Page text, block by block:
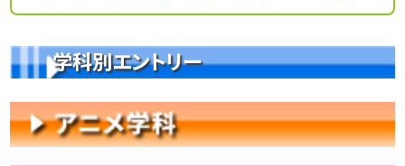
学科別エントリー